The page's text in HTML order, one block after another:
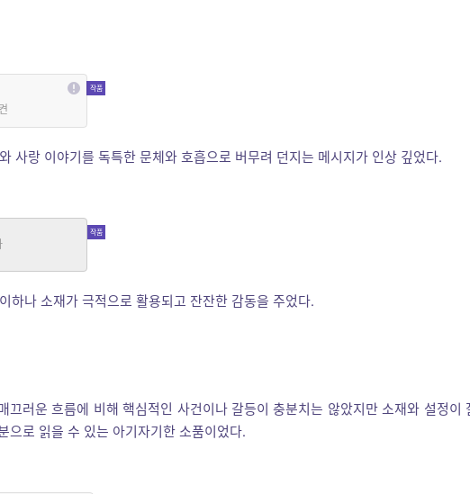
사랑 이야기를 독특한 문체와 호흡으로 버무려 던지는 메시지가 인상 깊었다.
하나 소재가 극적으로 활용되고 잔잔한 감동을 주었다.
끄러운 흐름에 비해 핵심적인 사건이나 갈등이 충분치는 않았지만 소재와 설정이
으로 읽을 수 있는 아기자기한 소품이었다.